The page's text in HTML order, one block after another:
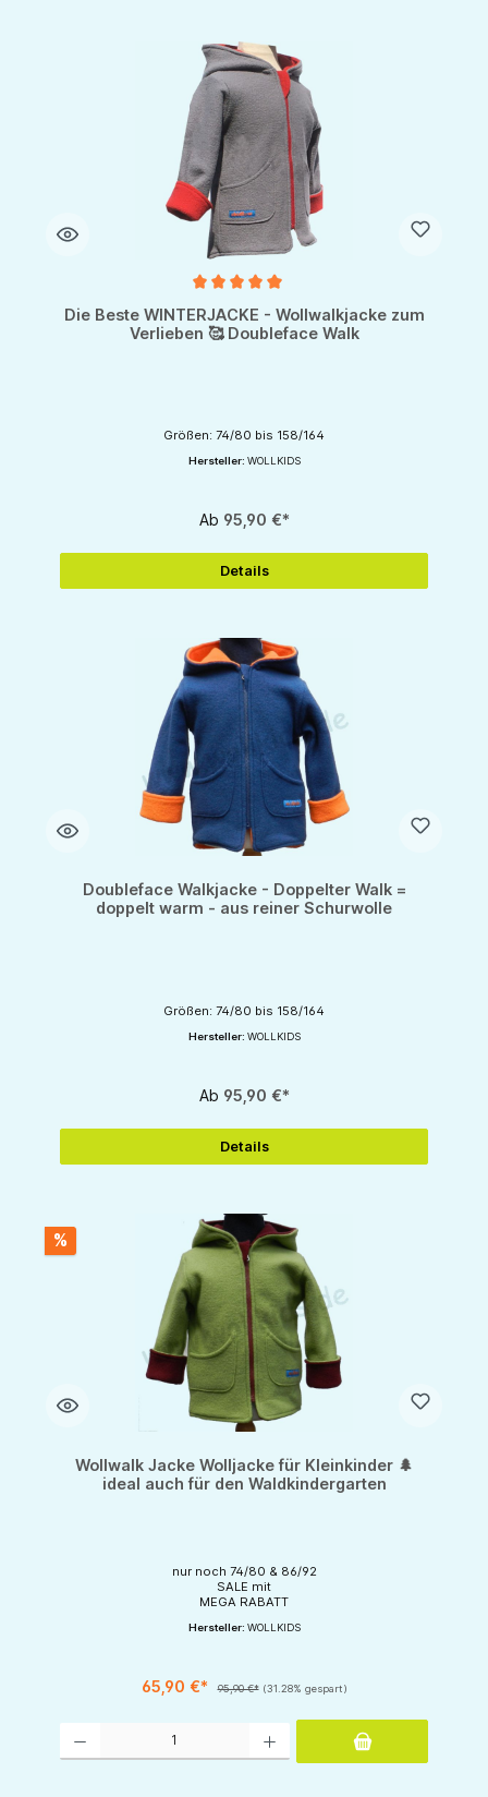
Die Beste WINTERJACKE - Wollwalkjacke zum
Verlieben 🥰 Doubleface Walk
Größen: 74/80 bis 158/164
Hersteller: WOLLKIDS
Ab 95,90 €*
Details
Doubleface Walkjacke - Doppelter Walk =
doppelt warm - aus reiner Schurwolle
Größen: 74/80 bis 158/164
Hersteller: WOLLKIDS
Ab 95,90 €*
Details
%
Wollwalk Jacke Wolljacke für Kleinkinder 🌲
ideal auch für den Waldkindergarten
nur noch 74/80 & 86/92
SALE mit
MEGA RABATT
Hersteller: WOLLKIDS
65,90 €* 95,90 €* (31.28% gespart)